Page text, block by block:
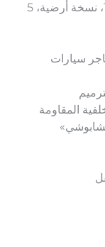
المواصفات: طراز 2021، محرك 1.6T DCT، نسخة أرضية، 5
سيارات
المقاومة